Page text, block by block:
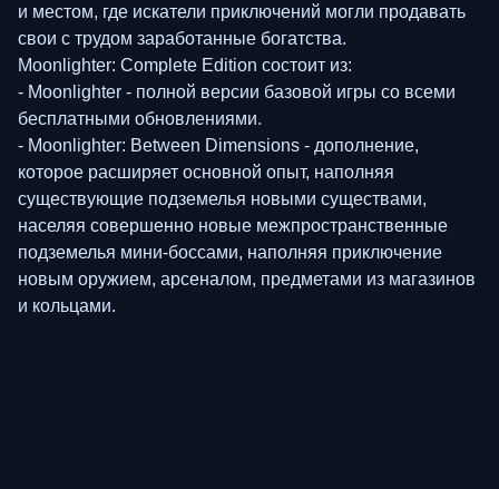
и местом, где искатели приключений могли продавать
свои с трудом заработанные богатства.
Moonlighter: Complete Edition состоит из:
- Moonlighter - полной версии базовой игры со всеми
бесплатными обновлениями.
- Moonlighter: Between Dimensions - дополнение,
которое расширяет основной опыт, наполняя
существующие подземелья новыми существами,
населяя совершенно новые межпространственные
подземелья мини-боссами, наполняя приключение
новым оружием, арсеналом, предметами из магазинов
и кольцами.